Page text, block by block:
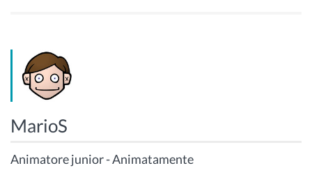
MarioS
Animatore junior - Animatamente